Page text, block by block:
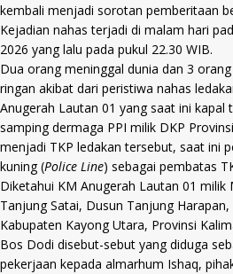
kembali menjadi sorotan pemberitaan
Kejadian nahas terjadi di malam hari
2026 yang lalu pada pukul 22.30 WIB.
Dua orang meninggal dunia dan 3
ringan akibat dari peristiwa nahas
Anugerah Lautan 01 yang saat ini kapal
samping dermaga PPI milik DKP
menjadi TKP ledakan tersebut, saat ini
kuning (Police Line) sebagai pembatas
Diketahui KM Anugerah Lautan 01 milik
Tanjung Satai, Dusun Tanjung
Kabupaten Kayong Utara, Provinsi
Bos Dodi disebut-sebut yang diduga
pekerjaan kepada almarhum Ishaq,